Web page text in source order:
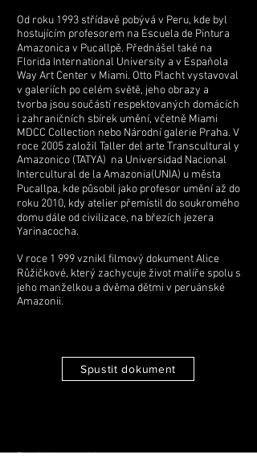
Od roku 1993 střídavě pobývá v Peru, kde byl
hostujícím profesorem na Escuela de Pintura
Amazonica v Pucallpě. Přednášel také na
Florida International University a v Española
Way Art Center v Miami. Otto Placht vystavoval
v galeriích po celém světě, jeho obrazy a
tvorba jsou součástí respektovaných domácích
i zahraničních sbírek umění, včetně Miami
MDCC Collection nebo Národní galerie Praha. V
roce 2005 založil Taller del arte Transcultural y
Amazonico (TATYA) na Universidad Nacional
Intercultural de la Amazonia(UNIA) u města
Pucallpa, kde působil jako profesor umění až do
roku 2010, kdy atelier přemístil do soukromého
domu dále od civilizace, na březích jezera
Yarinacocha.​​​​​
​V roce 1 999 vznikl filmový dokument Alice
Růžičkové, který zachycuje život malíře spolu s
jeho manželkou a dvěma dětmi v peruánské
Amazonii.
Spustit dokument